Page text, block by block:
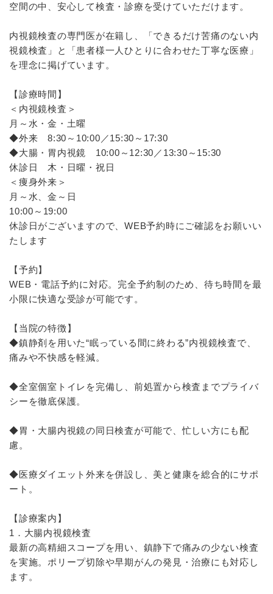
空間の中、安心して検査・診療を受けていただけます。
内視鏡検査の専門医が在籍し、「できるだけ苦痛のない内
視鏡検査」と「患者様一人ひとりに合わせた丁寧な医療」
を理念に掲げています。
【診療時間】
＜内視鏡検査＞
月～水・金・土曜
◆外来 8:30～10:00／15:30～17:30
◆大腸・胃内視鏡 10:00～12:30／13:30～15:30
休診日 木・日曜・祝日
＜痩身外来＞
月～水、金～日
10:00～19:00
休診日がございますので、WEB予約時にご確認をお願いい
たします
【予約】
WEB・電話予約に対応。完全予約制のため、待ち時間を最
小限に快適な受診が可能です。
【当院の特徴】
◆鎮静剤を用いた“眠っている間に終わる”内視鏡検査で、
痛みや不快感を軽減。
◆全室個室トイレを完備し、前処置から検査までプライバ
シーを徹底保護。
◆胃・大腸内視鏡の同日検査が可能で、忙しい方にも配
慮。
◆医療ダイエット外来を併設し、美と健康を総合的にサポ
ート。
【診療案内】
1．大腸内視鏡検査
最新の高精細スコープを用い、鎮静下で痛みの少ない検査
を実施。ポリープ切除や早期がんの発見・治療にも対応し
ます。